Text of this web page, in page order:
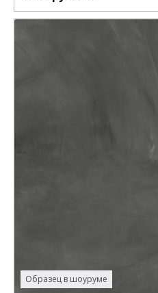
Образец в шоуруме